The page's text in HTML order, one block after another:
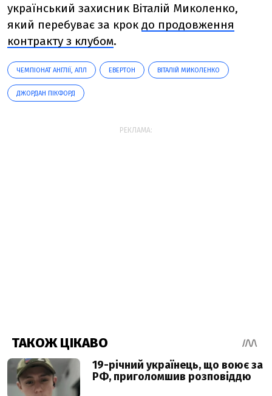
український захисник Віталій Миколенко,
який перебуває за крок до продовження
контракту з клубом.
ЧЕМПІОНАТ АНГЛІЇ, АПЛ ЕВЕРТОН ВІТАЛІЙ МИКОЛЕНКО
ДЖОРДАН ПІКФОРД
РЕКЛАМА: